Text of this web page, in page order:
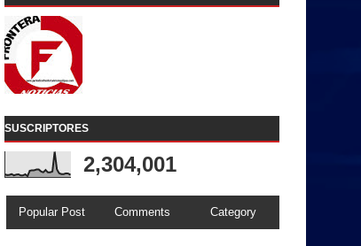
SUSCRIPTORES
2,304,001
Popular Post Comments Category